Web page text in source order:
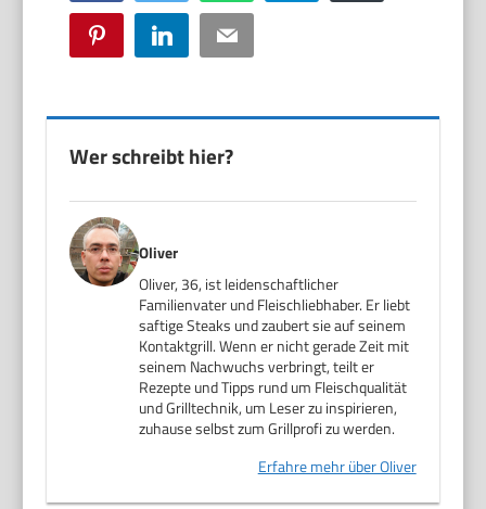
Pinterest LinkedIn Email
Wer schreibt hier?
Oliver
Oliver, 36, ist leidenschaftlicher
Familienvater und Fleischliebhaber. Er liebt
saftige Steaks und zaubert sie auf seinem
Kontaktgrill. Wenn er nicht gerade Zeit mit
seinem Nachwuchs verbringt, teilt er
Rezepte und Tipps rund um Fleischqualität
und Grilltechnik, um Leser zu inspirieren,
zuhause selbst zum Grillprofi zu werden.
Erfahre mehr über Oliver